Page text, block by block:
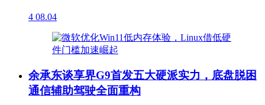
4 08.04
余承东谈享界G9首发五大硬派实力，底盘脱困
通信辅助驾驶全面重构